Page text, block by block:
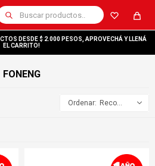
DESDE $ 2.000 PESOS, APROVECHÁ Y LLENÁ
EL CARRITO!
FONENG
Recomendados